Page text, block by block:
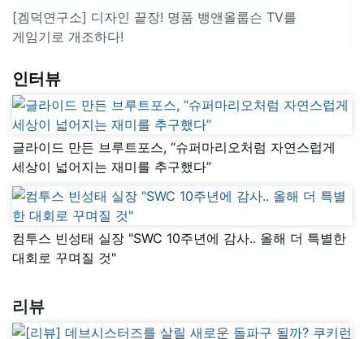
[겜덕연구소] 디자인 끝장! 명품 뱅앤올룹슨 TV를
게임기로 개조하다!
인터뷰
글라이드 만든 브루트포스, “슈퍼마리오처럼 자연스럽게
세상이 넓어지는 재미를 추구했다”
컴투스 빈성태 실장 "SWC 10주년에 감사.. 올해 더 특별한
대회로 꾸며질 것"
리뷰